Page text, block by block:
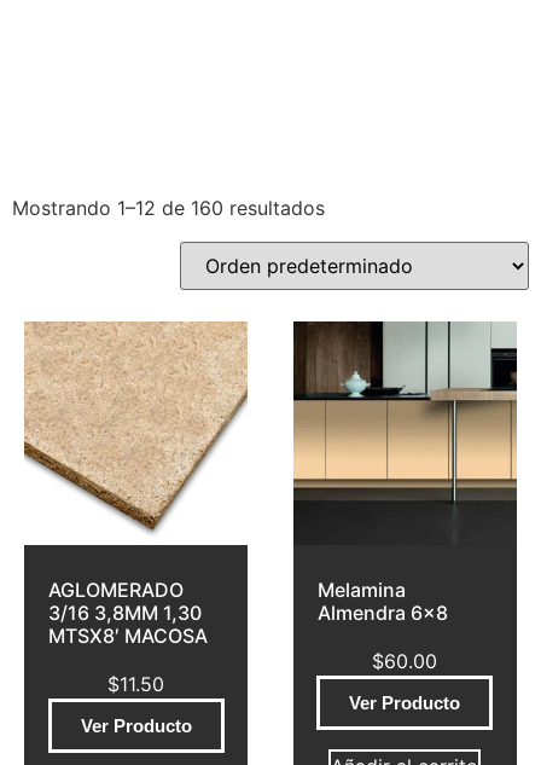
Mostrando 1–12 de 160 resultados
AGLOMERADO
3/16 3,8MM 1,30
MTSX8′ MACOSA
$11.50
Ver Producto
Melamina
Almendra 6×8
$60.00
Ver Producto